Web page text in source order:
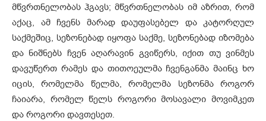
მწვრთნელობას ჰგავს; მწვრთნელობას იმ აზრით, რომ
აქაც, ამ ჩვენს მარად დაუფასებელ და კატორღულ
საქმეშიც, სეზონებად იყოფა საქმე, სეზონებად იზომება
და ნიშნებს ჩვენ აღარავინ გვიწერს, იქით თუ ვინმეს
დავუწერთ რამეს და თითოეულმა ჩვენგანმა მაინც ხო
იცის, რომელმა წელმა, რომელმა სეზონმა როგორ
ჩაიარა, რომელ წელს როგორი მოსავალი მოვიმკეთ
და როგორი დავთესეთ.